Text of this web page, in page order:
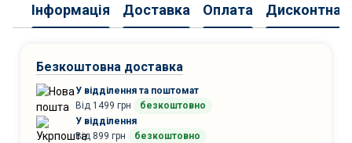
Інформація Доставка Оплата Дисконтна
Безкоштовна доставка
У відділення та поштомат
Від 1499 грн
безкоштовно
У відділення
Від 899 грн
безкоштовно